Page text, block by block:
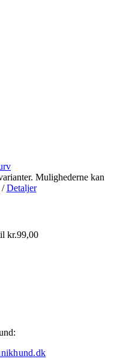
Mulighederne kan
/ Detaljer
kr.99,00